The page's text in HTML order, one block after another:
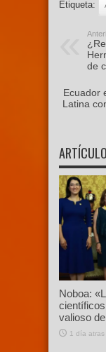
Etiqueta:
de
Ecuador
Latina
Noboa:
valioso
1 día atras